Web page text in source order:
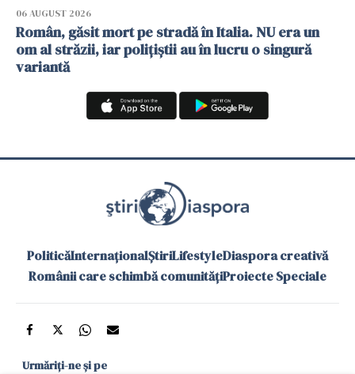
06 AUGUST 2026
Român, găsit mort pe stradă în Italia. NU era un
om al străzii, iar polițiștii au în lucru o singură
variantă
PoliticăInternaționalȘtiriLifestyleDiaspora creativă
Românii care schimbă comunitățiProiecte Speciale
Urmăriți-ne și pe